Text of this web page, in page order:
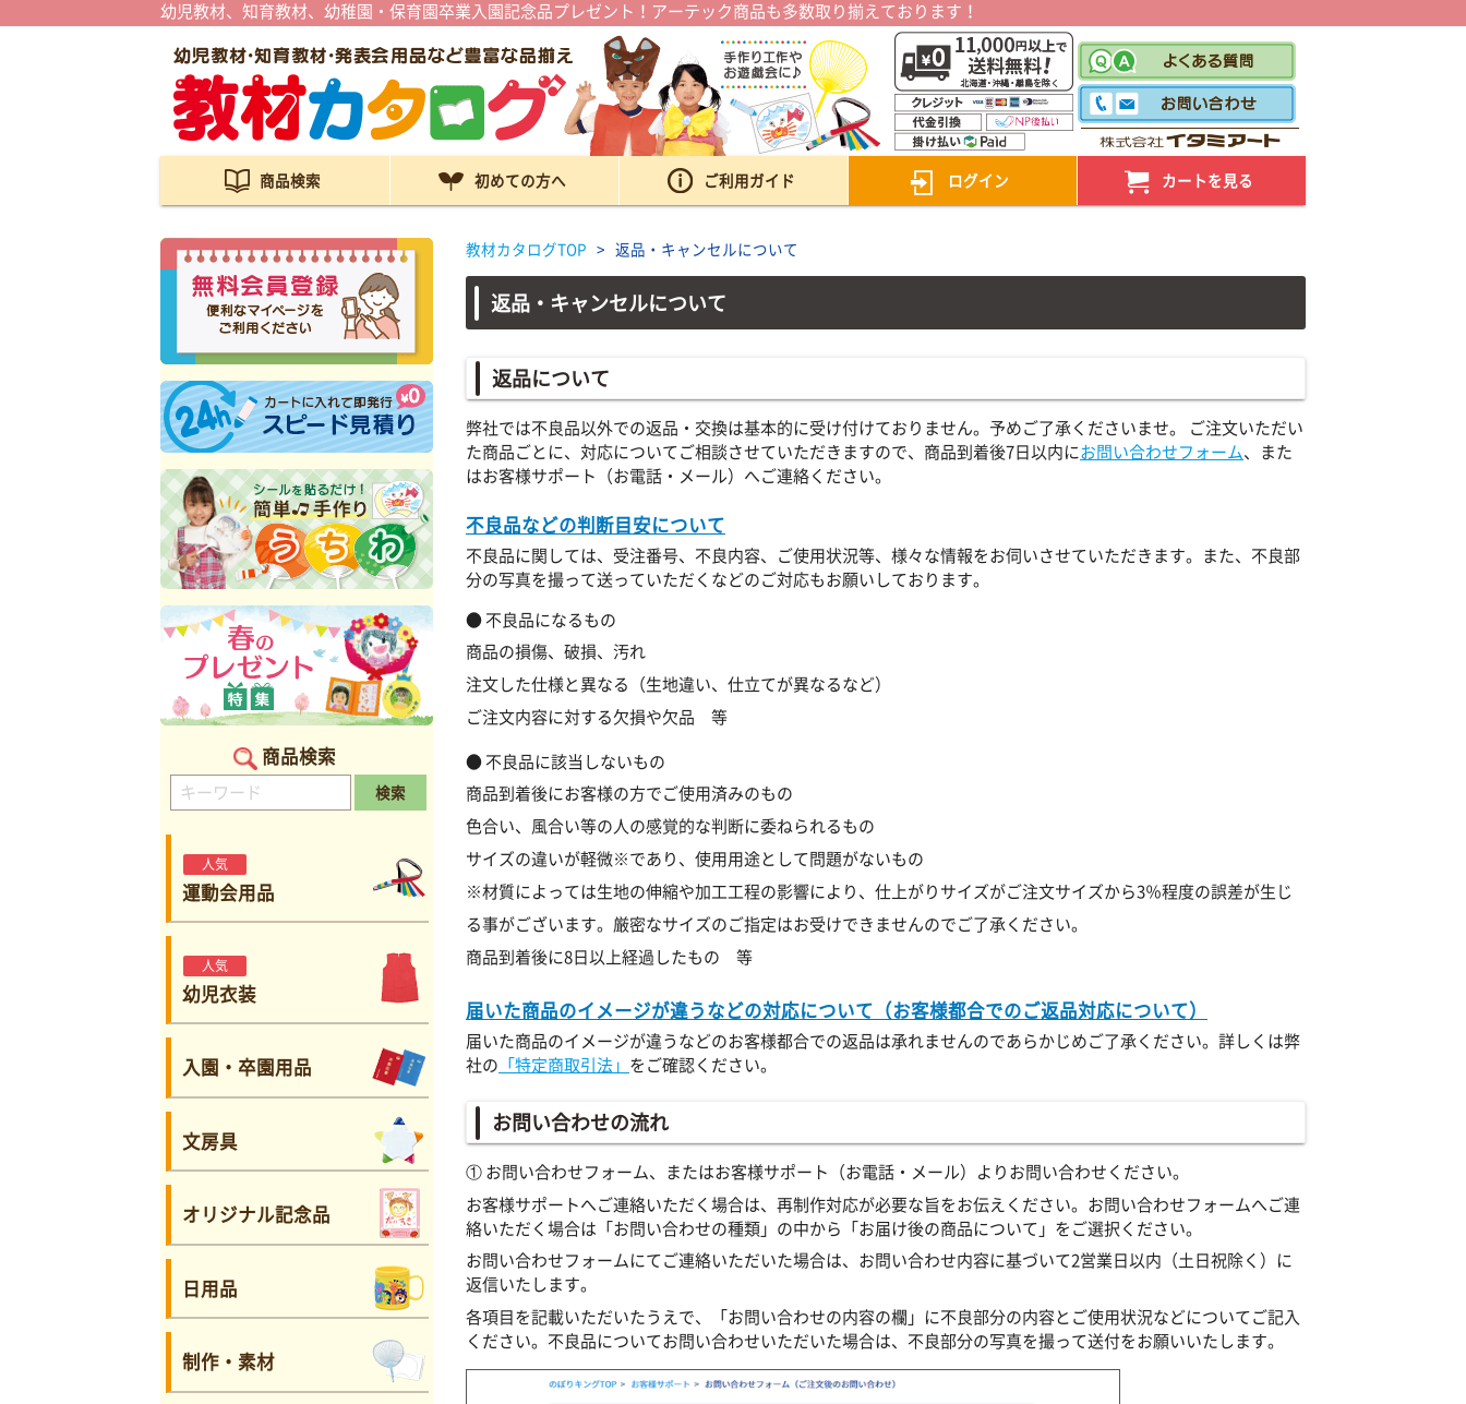
幼児教材、知育教材、幼稚園・保育園卒業入園記念品プレゼント！アーテック商品も多数取り揃えております！
商品検索 初めての方へ ご利用ガイド ログイン カートを見る
商品検索
検索
人気
運動会用品
人気
幼児衣装
入園・卒園用品
文房具
オリジナル記念品
日用品
制作・素材
教材カタログTOP > 返品・キャンセルについて
返品・キャンセルについて
返品について
弊社では不良品以外での返品・交換は基本的に受け付けておりません。予めご了承くださいませ。 ご注文いただい
た商品ごとに、対応についてご相談させていただきますので、商品到着後7日以内にお問い合わせフォーム、また
はお客様サポート（お電話・メール）へご連絡ください。
不良品などの判断目安について
不良品に関しては、受注番号、不良内容、ご使用状況等、様々な情報をお伺いさせていただきます。また、不良部
分の写真を撮って送っていただくなどのご対応もお願いしております。
不良品になるもの
商品の損傷、破損、汚れ
注文した仕様と異なる（生地違い、仕立てが異なるなど）
ご注文内容に対する欠損や欠品 等
不良品に該当しないもの
商品到着後にお客様の方でご使用済みのもの
色合い、風合い等の人の感覚的な判断に委ねられるもの
サイズの違いが軽微※であり、使用用途として問題がないもの
※材質によっては生地の伸縮や加工工程の影響により、仕上がりサイズがご注文サイズから3％程度の誤差が生じ
る事がございます。厳密なサイズのご指定はお受けできませんのでご了承ください。
商品到着後に8日以上経過したもの 等
届いた商品のイメージが違うなどの対応について（お客様都合でのご返品対応について）
届いた商品のイメージが違うなどのお客様都合での返品は承れませんのであらかじめご了承ください。詳しくは弊
社の 「特定商取引法」 をご確認ください。
お問い合わせの流れ
① お問い合わせフォーム、またはお客様サポート（お電話・メール）よりお問い合わせください。
お客様サポートへご連絡いただく場合は、再制作対応が必要な旨をお伝えください。お問い合わせフォームへご連
絡いただく場合は「お問い合わせの種類」の中から「お届け後の商品について」をご選択ください。
お問い合わせフォームにてご連絡いただいた場合は、お問い合わせ内容に基づいて2営業日以内（土日祝除く）に
返信いたします。
各項目を記載いただいたうえで、「お問い合わせの内容の欄」に不良部分の内容とご使用状況などについてご記入
ください。不良品についてお問い合わせいただいた場合は、不良部分の写真を撮って送付をお願いいたします。